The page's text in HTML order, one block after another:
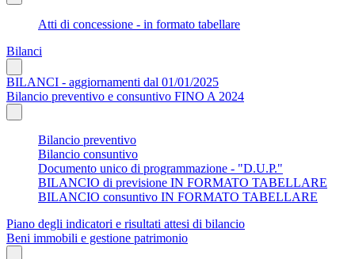
Atti di concessione - in formato tabellare
Bilanci
BILANCI - aggiornamenti dal 01/01/2025
Bilancio preventivo e consuntivo FINO A 2024
Bilancio preventivo
Bilancio consuntivo
Documento unico di programmazione - "D.U.P."
BILANCIO di previsione IN FORMATO TABELLARE
BILANCIO consuntivo IN FORMATO TABELLARE
Piano degli indicatori e risultati attesi di bilancio
Beni immobili e gestione patrimonio